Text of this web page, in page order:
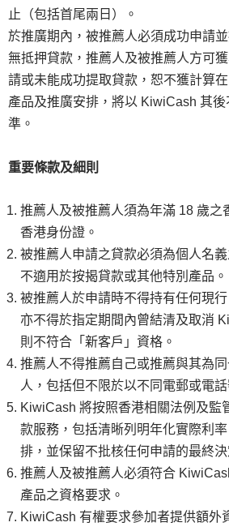
止（包括首尾兩日）。
於推廣期內，被推薦人必須成功申請
無抵押貸款，推薦人及被推薦人方可
請或未能成功提取貸款，恕不獲計算
產品及推廣安排，將以 KiwiCash 其
準。
重要條款及細則
推薦人及被推薦人須為年滿 18 歲之
香港身份證。
被推薦人申請之貸款必須為個人名
不適用於按揭貸款或其他特別產品。
被推薦人於申請時不得持有任何現
亦不得於指定期間內曾結清及取消
則不符合「新客戶」資格。
推薦人不得推薦自己或推薦與其為
人，包括但不限於以不同電郵或電
KiwiCash 將按照香港相關法例及監
款服務，包括清晰列明年化實際利
排，並保留不批核任何申請的最終決
推薦人及被推薦人必須符合
產品之資格要求。
KiwiCash 有權要求參加者提供額外